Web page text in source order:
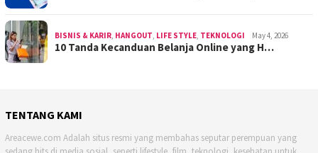
BISNIS & KARIR HANGOUT LIFE STYLE TEKNOLOGI May 4, 2026
10 Tanda Kecanduan Belanja Online yang H…
TENTANG KAMI
Areacewe.com Adalah situs resmi yang membahas seputar perempuan yang